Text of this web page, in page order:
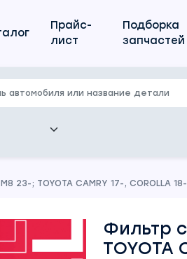
Прайс-
лист
Подборка
запчастей
23-; TOYOTA CAMRY 17-, COROLLA
Фильтр
TOYOTA